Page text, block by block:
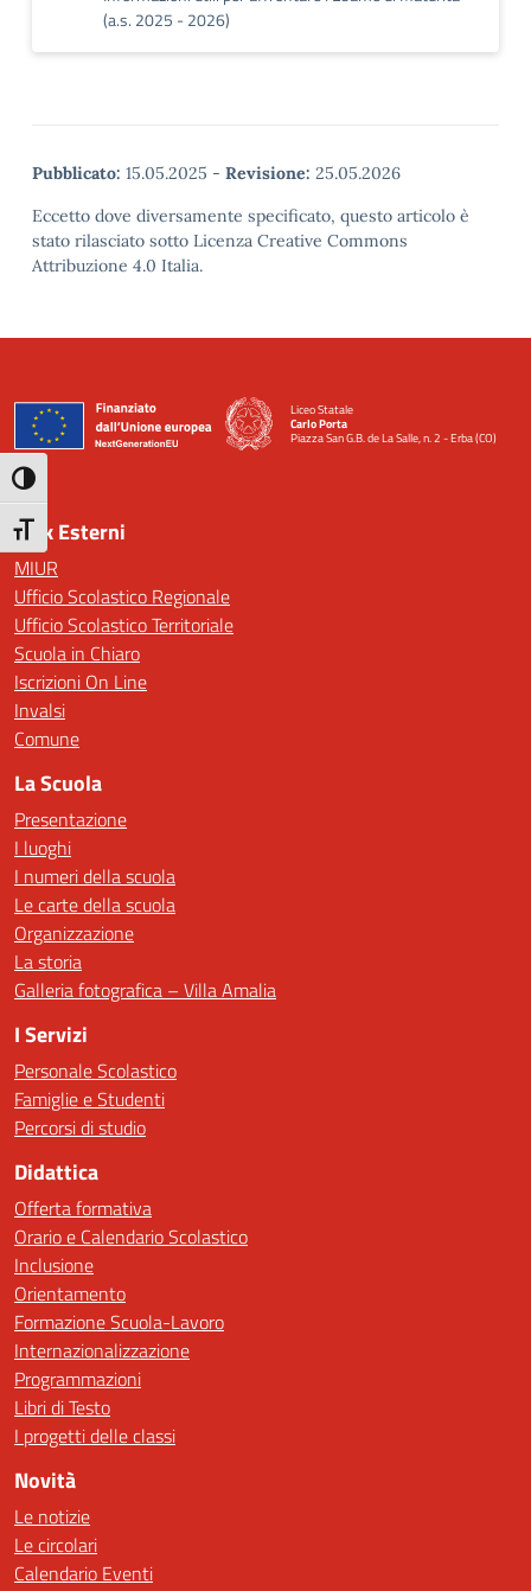
Attiva/disattiva alto contrasto
Attiva/disattiva dimensione testo
(a.s. 2025 - 2026)
Pubblicato: 15.05.2025 - Revisione: 25.05.2026
Eccetto dove diversamente specificato, questo articolo è
stato rilasciato sotto Licenza Creative Commons
Attribuzione 4.0 Italia.
Liceo Statale
Carlo Porta
Piazza San G.B. de La Salle, n. 2 - Erba (CO)
— Visita la pagina iniziale della scuola
Link Esterni
MIUR
Ufficio Scolastico Regionale
Ufficio Scolastico Territoriale
Scuola in Chiaro
Iscrizioni On Line
Invalsi
Comune
La Scuola
Presentazione
I luoghi
I numeri della scuola
Le carte della scuola
Organizzazione
La storia
Galleria fotografica – Villa Amalia
I Servizi
Personale Scolastico
Famiglie e Studenti
Percorsi di studio
Didattica
Offerta formativa
Orario e Calendario Scolastico
Inclusione
Orientamento
Formazione Scuola-Lavoro
Internazionalizzazione
Programmazioni
Libri di Testo
I progetti delle classi
Novità
Le notizie
Le circolari
Calendario Eventi